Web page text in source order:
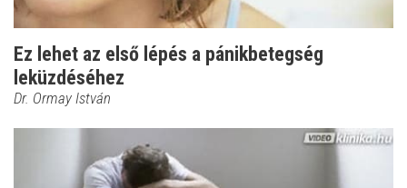
Ez lehet az első lépés a pánikbetegség
leküzdéséhez
Dr. Ormay István